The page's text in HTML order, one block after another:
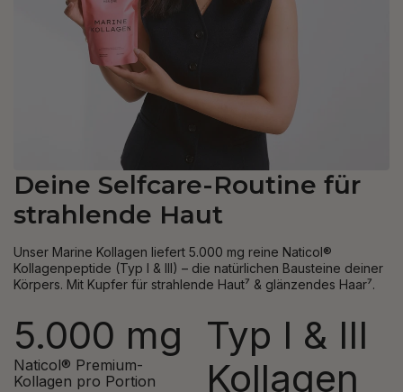
Deine Selfcare-Routine für
strahlende Haut
Unser Marine Kollagen liefert 5.000 mg reine Naticol®
Kollagenpeptide (Typ I & III) – die natürlichen Bausteine deiner
Körpers. Mit Kupfer für strahlende Haut⁷ & glänzendes Haar⁷.
5.000 mg
Naticol® Premium-
Kollagen pro Portion
Typ I & III
Kollagen